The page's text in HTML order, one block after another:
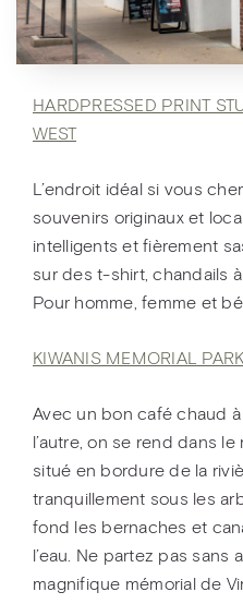
HARDPRESSED PRINT
WEST
L’endroit idéal si vous
souvenirs originaux et
intelligents et fièrement
sur des t-shirt, chandails
Pour homme, femme et
KIWANIS MEMORIAL PARK
Avec un bon café chaud
l’autre, on se rend dans
situé en bordure de la
tranquillement sous les
fond les bernaches et
l’eau. Ne partez pas sans
magnifique mémorial de